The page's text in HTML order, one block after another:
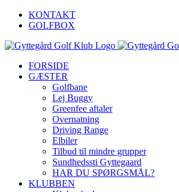
Skip
KONTAKT
GOLFBOX
FORSIDE
GÆSTER
Golfbane
Lej Buggy
Greenfee aftaler
Overnatning
Driving Range
Elbiler
Tilbud til mindre grupper
Sundhedssti Gyttegaard
HAR DU SPØRGSMÅL?
KLUBBEN